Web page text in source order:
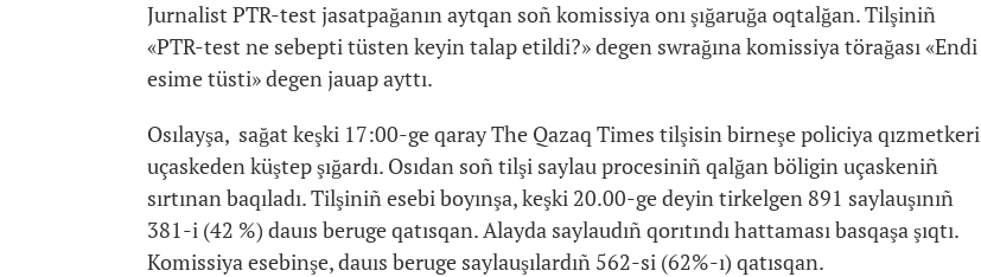
Jurnalist PTR-test jasatpağanın aytqan soñ komissiya onı şığaruğa oqtalğan. Tilşiniñ
«PTR-test ne sebepti tüsten keyin talap etildi?» degen swrağına komissiya törağası «Endi
esime tüsti» degen jauap ayttı.
Osılayşa, sağat keşki 17:00-ge qaray The Qazaq Times tilşisin birneşe policiya qızmetkeri
uçaskeden küştep şığardı. Osıdan soñ tilşi saylau procesiniñ qalğan böligin uçaskeniñ
sırtınan baqıladı. Tilşiniñ esebi boyınşa, keşki 20.00-ge deyin tirkelgen 891 saylauşınıñ
381-i (42 %) dauıs beruge qatısqan. Alayda saylaudıñ qorıtındı hattaması basqaşa şıqtı.
Komissiya esebinşe, dauıs beruge saylauşılardıñ 562-si (62%-ı) qatısqan.